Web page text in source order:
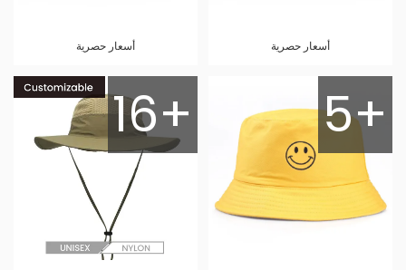
أسعار حصرية أسعار حصرية
5+
16+